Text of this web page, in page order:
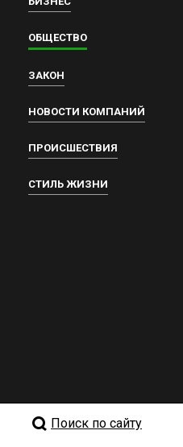
ОБЩЕСТВО
ЗАКОН
НОВОСТИ КОМПАНИЙ
ПРОИСШЕСТВИЯ
СТИЛЬ ЖИЗНИ
Поиск по сайту